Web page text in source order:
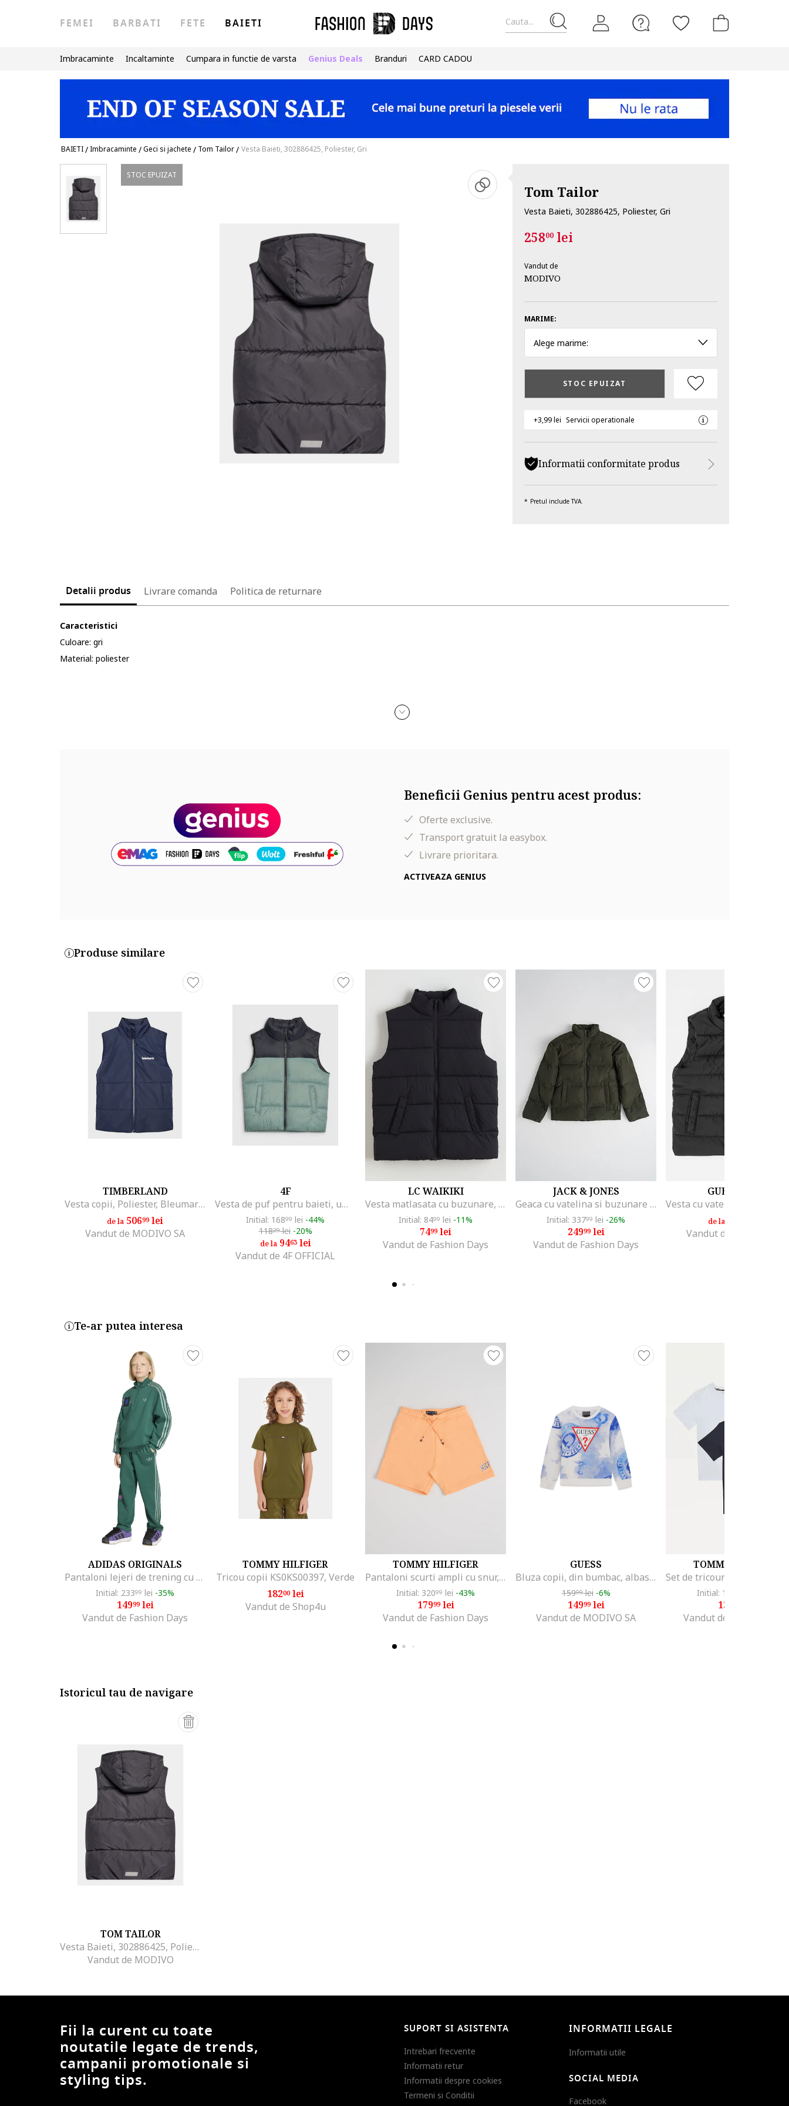
Cauta...
FEMEI BARBATI FETE BAIETI
Imbracaminte Incaltaminte Cumpara in functie de varsta Genius Deals Branduri CARD CADOU
BAIETI/Imbracaminte /Geci si jachete / Tom Tailor/ Vesta Baieti, 302886425, Poliester, Gri
STOC EPUIZAT
Tom Tailor
Vesta Baieti, 302886425, Poliester, Gri
25800lei
Vandut de
MODIVO
MARIME:
Alege marime:
STOC EPUIZAT
+3,99 lei Servicii operationale
Informatii conformitate produs
Pretul include TVA.
Detalii produs Livrare comanda Politica de returnare
Caracteristici
Culoare: gri
Material: poliester
Beneficii Genius pentru acest produs:
Oferte exclusive.
Transport gratuit la easybox.
Livrare prioritara.
ACTIVEAZA GENIUS
Produse similare
TIMBERLAND
Vesta copii, Poliester, Bleumarin
de la 50699lei
Vandut de MODIVO SA
4F
Vesta de puf pentru baieti, umplutura sintetica, poliester, verde, primavara-vara
Initial: 16899 lei -44%
11829lei -20%
de la9463lei
Vandut de 4F OFFICIAL
LC WAIKIKI
Vesta matlasata cu buzunare, Negru
Initial: 8499 lei -11%
7499lei
Vandut de Fashion Days
JACK & JONES
Geaca cu vatelina si buzunare laterale, Verde inchis
Initial: 33799 lei -26%
24999lei
Vandut de Fashion Days
GUESS KIDS
de la
Vandut de MODIVO SA
Te-ar putea interesa
ADIDAS ORIGINALS
Pantaloni lejeri de trening cu cordon Minecraft, Verde
Initial: 23399 lei -35%
14999lei
Vandut de Fashion Days
TOMMY HILFIGER
Tricou copii KS0KS00397, Verde
18200lei
Vandut de Shop4u
TOMMY HILFIGER
Pantaloni scurti ampli cu snur, Portocaliu pal
Initial: 32099 lei -43%
17999lei
Vandut de Fashion Days
GUESS
Bluza copii, din bumbac, albastru
15999lei -6%
14999lei
Vandut de MODIVO SA
TOMMY HILFIGER
Initial: 186
139
Vandut de Fashion Days
Istoricul tau de navigare
TOM TAILOR
Vesta Baieti, 302886425, Poliester, Gri
Vandut de MODIVO
Fii la curent cu toate
noutatile legate de trends,
campanii promotionale si
styling tips.
SUPORT SI ASISTENTA
Intrebari frecvente
Informatii retur
Informatii despre cookies
Termeni si Conditii
INFORMATII LEGALE
Informatii utile
SOCIAL MEDIA
Facebook